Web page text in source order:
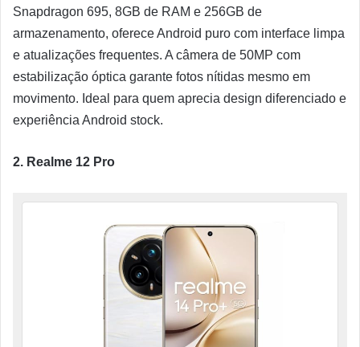
Snapdragon 695, 8GB de RAM e 256GB de
armazenamento, oferece Android puro com interface limpa
e atualizações frequentes. A câmera de 50MP com
estabilização óptica garante fotos nítidas mesmo em
movimento. Ideal para quem aprecia design diferenciado e
experiência Android stock.
2. Realme 12 Pro